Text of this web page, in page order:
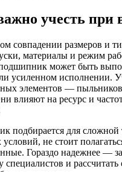
учесть при
совпадении размеров и
материалы и режим
может быть
усиленном исполнении.
элементов —
влияют на ресурс и
подбирается для сложной
не стоит
Гораздо надежнее —
специалистов и рассчитать